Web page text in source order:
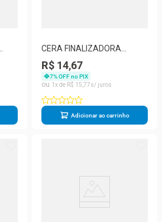
CERA FINALIZADORA
MURIEL VITA CAPILI 40G
COCO
R$ 14,67
7% OFF no PIX
1
R$ 15 77
Adicionar ao carrinho